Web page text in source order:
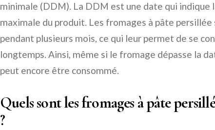
minimale (DDM). La DDM est une date qui indique
maximale du produit. Les fromages à pâte
pendant plusieurs mois, ce qui leur permet de se
longtemps. Ainsi, même si le fromage dépasse la
peut encore être consommé.
Quels sont les fromages à pâte
?